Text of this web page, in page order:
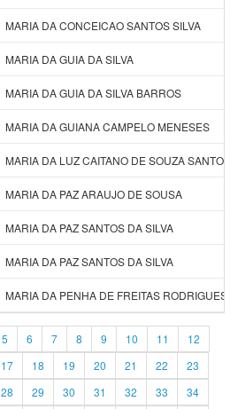
MARIA DA CONCEICAO SANTOS SILVA
MARIA DA GUIA DA SILVA
MARIA DA GUIA DA SILVA BARROS
MARIA DA GUIANA CAMPELO MENESES
MARIA DA LUZ CAITANO DE SOUZA SANTOS
MARIA DA PAZ ARAUJO DE SOUSA
MARIA DA PAZ SANTOS DA SILVA
MARIA DA PAZ SANTOS DA SILVA
MARIA DA PENHA DE FREITAS RODRIGUES
5 6 7 8 9 10 11
12
17 18 19 20 21 22
23
28 29 30 31 32 33
34